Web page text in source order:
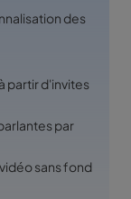
des
partir d'invites
par
sans fond